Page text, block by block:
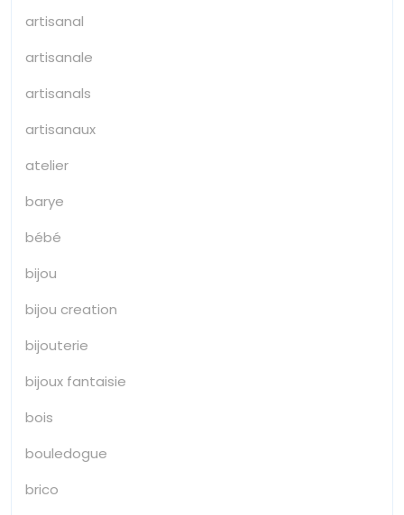
artisanal
artisanale
artisanals
artisanaux
atelier
barye
bébé
bijou
bijou creation
bijouterie
bijoux fantaisie
bois
bouledogue
brico